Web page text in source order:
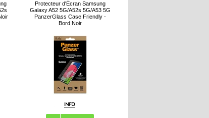
Protecteur d'Écran Samsung
Galaxy A52 5G/A52s 5G/A53 5G
PanzerGlass Case Friendly -
Bord Noir